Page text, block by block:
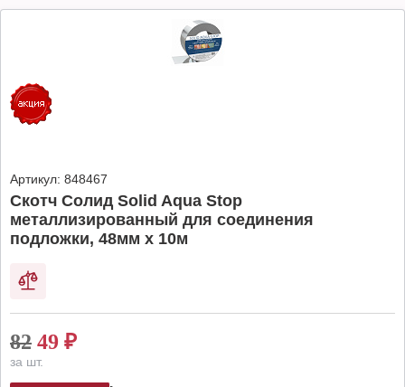
Артикул: 848467
Скотч Солид Solid Aqua Stop
металлизированный для соединения
подложки, 48мм х 10м
82 49 ₽
за шт.